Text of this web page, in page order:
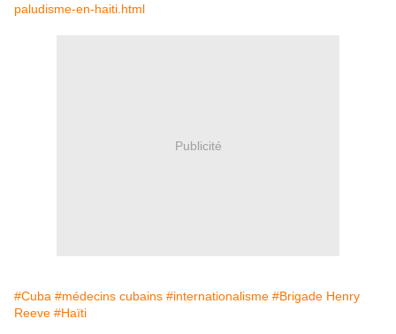
paludisme-en-haiti.html
Publicité
#Cuba #médecins cubains #internationalisme #Brigade Henry
Reeve #Haïti